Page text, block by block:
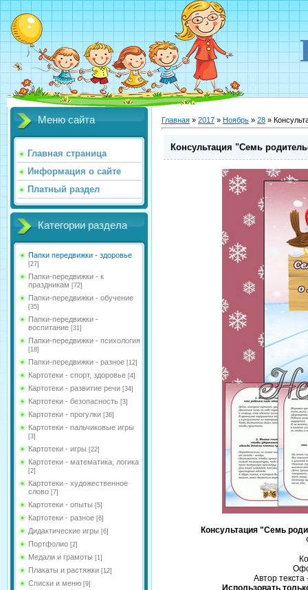
Меню сайта
Главная страница
Информация о сайте
Платный раздел
Категории раздела
Папки передвижки - здоровье
[27]
Папки-передвижки - к
праздникам [72]
Папки-передвижки - обучение
[35]
Папки-передвижки -
воспитание [31]
Папки-передвижки - психология
[18]
Папки-передвижки - разное [12]
Картотеки - спорт, здоровье [4]
Картотеки - развитие речи [34]
Картотеки - безопасность [3]
Картотеки - прогулки [36]
Картотеки - пальчиковые игры
[3]
Картотеки - игры [22]
Картотеки - математика, логика
[2]
Картотеки - художественное
слово [7]
Картотеки - опыты [5]
Картотеки - разное [6]
Дидактические игры [6]
Портфолио [2]
Медали и грамоты [1]
Плакаты и растяжки [12]
Списки и меню [9]
Главная » 2017 » Ноябрь » 28 »
Консультация "Семь
Консультация "Семь
Автор
Использовать